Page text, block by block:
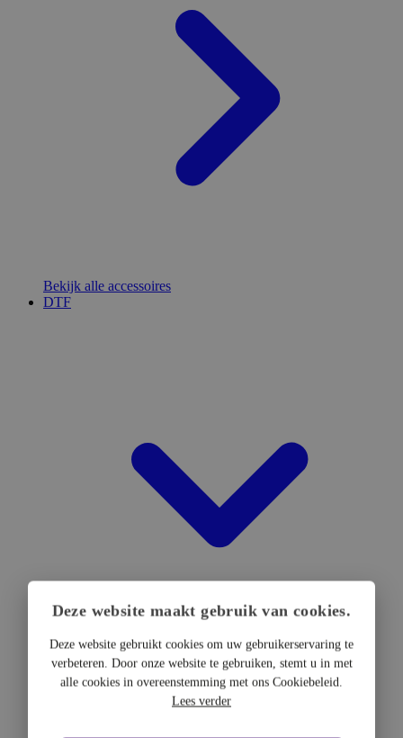
Bekijk alle accessoires
DTF
DTF Hardware
DTF Printers
Deze website maakt gebruik van cookies.
Deze website gebruikt cookies om uw gebruikerservaring te
verbeteren. Door onze website te gebruiken, stemt u in met
alle cookies in overeenstemming met ons Cookiebeleid.
Lees verder